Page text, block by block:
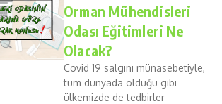
Orman Mühendisleri
Odası Eğitimleri Ne
Olacak?
Covid 19 salgını münasebetiyle,
tüm dünyada olduğu gibi
ülkemizde de tedbirler